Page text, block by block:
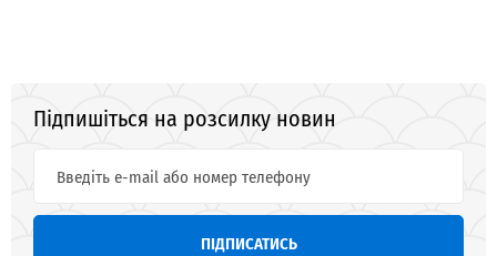
Підпишіться на розсилку новин
ПІДПИСАТИСЬ